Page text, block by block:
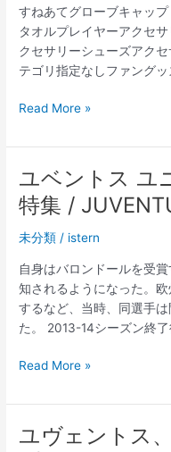
フ
ォ
ー
ム
ザ
ン
採
用
退
団
の
ク
ド
ー
ド
1
年
約
で
獲
得！
WORLD
ッ
カ
ー！）
すねあてグローブキャッ
タオルプレイヤーアクセ
クセサリーシューズアク
テゴリ指定なしファング
「可
い
線」
「美
い！
Read More »
ユベントス ユ
特集 /
未分類 / istern
自身はバロンドールを受
知されるようになった。
するなど、当時、同選手
た。 2013-14シーズン終
ユ
ン
ス
Read More »
ユヴェントス